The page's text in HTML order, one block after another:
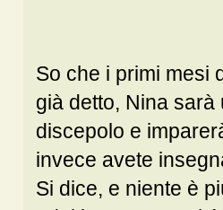
So che i primi mesi
già detto, Nina
discepolo e
invece avete
Si dice, e niente è